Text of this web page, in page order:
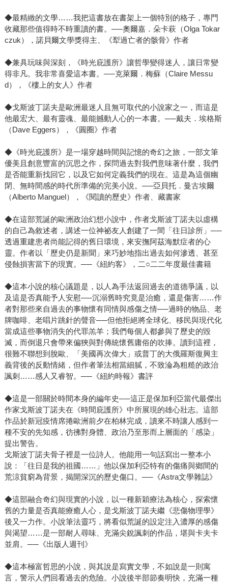
◆最精緻的文學……我把這書放在書架上一個特別的格子，專門
收藏那些值得時不時重讀的書。──奧爾嘉．朵卡萩（Olga Tokar
czuk），諾貝爾文學獎得主、《犁過亡者的骸骨》作者
◆兼具玩味與深刻，《時光庇護所》讓哲學變得迷人，讓日常變
得非凡。我非常喜愛這本書。──克萊爾．梅蘇（Claire Messu
d），《樓上的女人》作者
◆戈斯波丁諾夫是歐洲最迷人且無可取代的小說家之一，而這是
他最宏大、最有靈魂、最能撼動人心的一本書。──戴夫．埃格斯
（Dave Eggers），《圓圈》作者
◆《時光庇護所》是一場穿越時間與記憶的奇幻之旅，一部文筆
優美且創意豐富的沉思之作，探問過去對我們意味著什麼，我們
是否能重新找回它，以及它如何定義我們的現在。這是為這個幽
閉、無時間感的時代所準備的完美小說。──亞貝托．曼古埃爾
（Alberto Manguel），《閱讀的歷史》作者、藏書家
◆在這部荒誕的歐洲政治幻想小說中，作者戈斯波丁諾夫以虛構
的自己為敘述者，講述一位神祕友人創建了一間「往日診所」──
透過重建患者尚能記得的舊日環境，來安撫阿茲海默症者的心
靈。作者以「歷史仍是新聞」來巧妙地指出過去如何滲透、甚至
侵蝕損害當下的現實。──《紐約客》，二○二二年度最佳書籍
◆這本小說的核心議題是，以人為手法返回過去的道德爭議，以
及這是否真能予人安慰──沉溺舊時究竟是治癒，還是傷害……作
者對那些來自過去的事物懷有同情與感傷之情──過時的物品、老
牌咖啡、老唱片跳針的聲音──但他拒絕將全球化、移民與現代化
當成這些事物消失的代罪羔羊；我們每個人都參與了歷史的毀
滅，而倒退只會帶來偏狹與對傳統懷舊庸俗的吹捧。讀到這裡，
很難不聯想到脫歐、「美國再次偉大」或普丁的大俄羅斯復興主
義背後的反動情緒，但作者筆法相當細膩，不致淪為粗糙的政治
諷刺……感人又睿智。──《紐約時報》書評
◆這是一部關於時間本身的編年史──這正是保加利亞當代最傑出
作家戈斯波丁諾夫在《時間庇護所》中所展現的雄心壯志。這部
作品於新冠疫情席捲歐洲前夕在柏林完成，讀來不時讓人感到一
種不安的先知感，彷彿對身體、政治乃至形而上層面的「感染」
提出警告。
戈斯波丁諾夫骨子裡是一位詩人。他能用一句話寫出一整本小
說：「往日是我的祖國……」他以保加利亞特有的傷痛與鄉間的
荒涼貧窮為背景，揭開深沉的歷史傷口。──《Astra文學雜誌》
◆這部融合奇幻與現實的小說，以一種新穎療法為核心，探索懷
舊的力量是否真能療癒人心，是戈斯波丁諾夫繼《悲傷物理學》
後又一力作。小說筆法靈巧，將看似荒誕的設定注入濃厚的感傷
與渴望……是一部耐人尋味、充滿尖銳諷刺的作品，堪與卡夫卡
並肩。──《出版人週刊》
◆這本極富哲思的小說，與其說是寫實文學，不如說是一則寓
言，警示人們回看過去的危險。小說後半部節奏明快，充滿一種